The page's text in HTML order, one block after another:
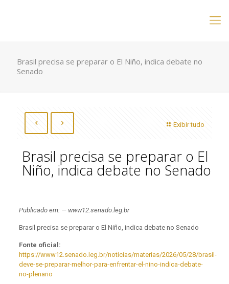
Brasil precisa se preparar o El Niño, indica debate no
Senado
Exibir tudo
Brasil precisa se preparar o El
Niño, indica debate no Senado
Publicado em: — www12.senado.leg.br
Brasil precisa se preparar o El Niño, indica debate no Senado
Fonte oficial:
https://www12.senado.leg.br/noticias/materias/2026/05/28/brasil-
deve-se-preparar-melhor-para-enfrentar-el-nino-indica-debate-
no-plenario